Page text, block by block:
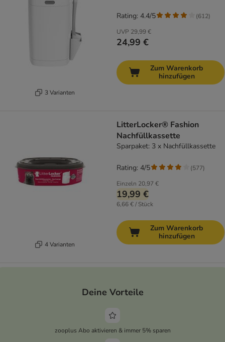
3 Varianten
UVP 29,99 €
24,99 €
Rating: 4.4/5 (612)
Zum Warenkorb
hinzufügen
4 Varianten
LitterLocker® Fashion
Nachfüllkassette
Sparpaket: 3 x Nachfüllkassette
Einzeln 20,97 €
19,99 €
6,66 € / Stück
Rating: 4/5 (577)
Zum Warenkorb
hinzufügen
Deine Vorteile
zooplus Abo aktivieren & immer 5% sparen